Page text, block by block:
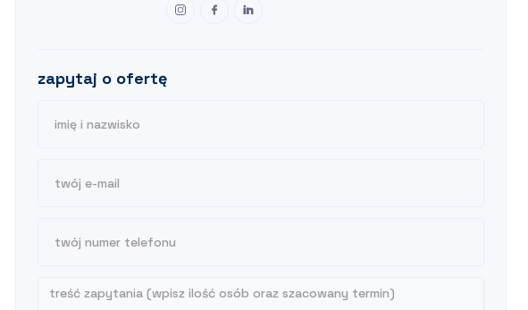
zapytaj o ofertę